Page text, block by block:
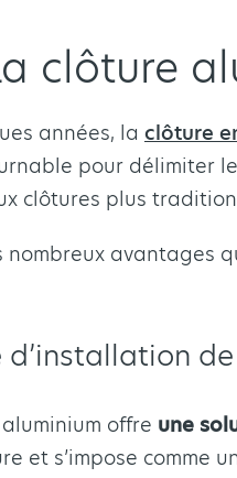
clôture
années, la clôture
pour délimiter
clôtures plus
nombreux avantages
d’installation
offre une
et s’impose comme